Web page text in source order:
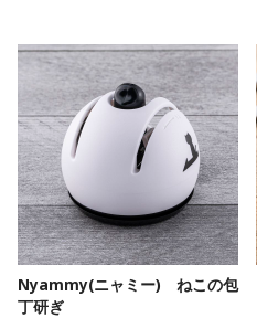
Nyammy(ニャミー) ねこの包
丁研ぎ